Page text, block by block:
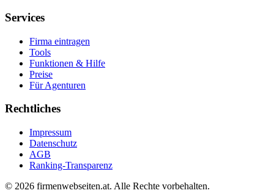
Services
Firma eintragen
Tools
Funktionen & Hilfe
Preise
Für Agenturen
Rechtliches
Impressum
Datenschutz
AGB
Ranking-Transparenz
© 2026 firmenwebseiten.at. Alle Rechte vorbehalten.